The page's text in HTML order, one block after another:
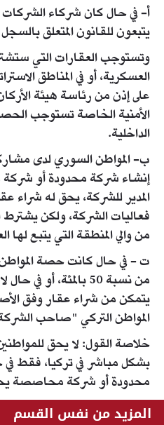
أ- في حال كان شركاء
يتبعون للقانون المتعلق
وتستوجب العقارات التي
العسكرية، أو في المناطق
على إذن من رئاسة هيئة
الأمنية الخاصة تستوجب
الداخلية.
إنشاء شركة محدودة أو
المدير للشركة، يحق له
فعاليات الشركة، ولكن
من والي المنطقة التي يتبع لها
ت - في حال كانت حصة
من نسبة 50 بالمئة، أو
يتمكن من شراء عقار وفق
المواطن التركي "صاحب
خلاصة القول: لا يحق
بشكل مباشر في تركيا، فقط
محدودة أو شركة محاصصة
المزيد من نفس القسم